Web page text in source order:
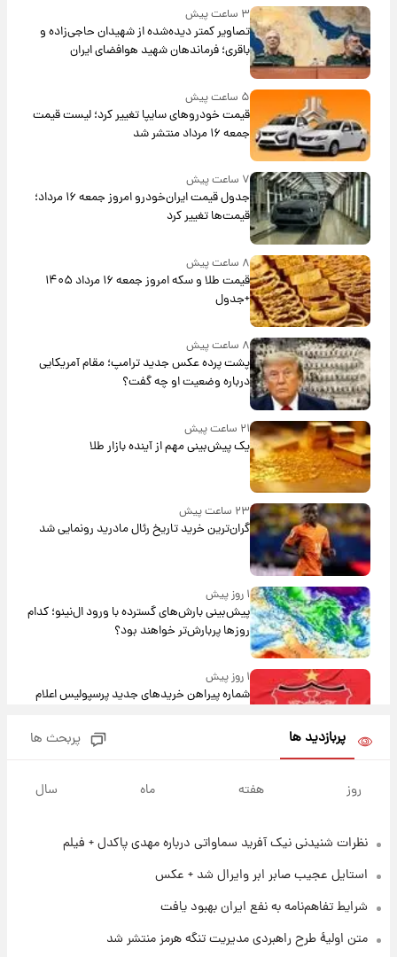
۳ ساعت پیش
تصاویر کمتر دیده‌شده از شهیدان حاجی‌زاده و
باقری؛ فرماندهان شهید هوافضای ایران
۵ ساعت پیش
قیمت خودروهای سایپا تغییر کرد؛ لیست قیمت
جمعه ۱۶ مرداد منتشر شد
۷ ساعت پیش
جدول قیمت ایران‌خودرو امروز جمعه ۱۶ مرداد؛
قیمت‌ها تغییر کرد
۸ ساعت پیش
قیمت طلا و سکه امروز جمعه ۱۶ مرداد ۱۴۰۵
+جدول
۸ ساعت پیش
پشت پرده عکس جدید ترامپ؛ مقام آمریکایی
درباره وضعیت او چه گفت؟
۲۱ ساعت پیش
یک پیش‌بینی مهم از آینده بازار طلا
۲۳ ساعت پیش
گران‌ترین خرید تاریخ رئال مادرید رونمایی شد
۱ روز پیش
پیش‌بینی بارش‌های گسترده با ورود ال‌نینو؛ کدام
روزها پربارش‌تر خواهند بود؟
۱ روز پیش
شماره پیراهن خریدهای جدید پرسپولیس اعلام
شد+فیلم
۱ روز پیش
امروز پنجشنبه ۱۵ مرداد ۱۴۰۵ +جدول
قیمت طلا و سکه امروز پنجشنبه ۱۵ مرداد ۱۴۰۵
پربازدید ها پربحث ها
روز هفته ماه سال
نظرات شنیدنی نیک آفرید سماواتی درباره مهدی پاکدل + فیلم
استایل عجیب صابر ابر وایرال شد + عکس
شرایط تفاهم‌نامه به نفع ایران بهبود یافت
متن اولیۀ طرح راهبردی مدیریت تنگه هرمز منتشر شد